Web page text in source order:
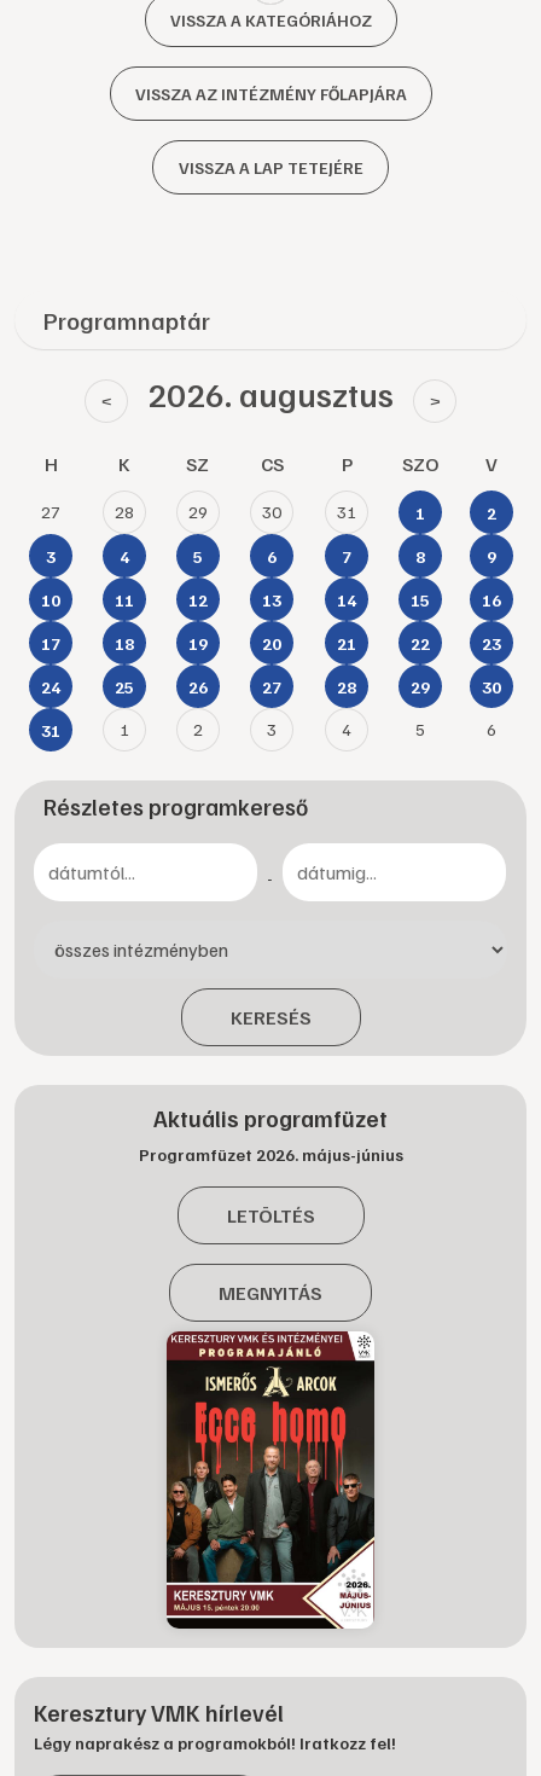
VISSZA A KATEGÓRIÁHOZ
VISSZA AZ INTÉZMÉNY FŐLAPJÁRA
VISSZA A LAP TETEJÉRE
Programnaptár
< 2026. augusztus >
H K SZ CS P SZO V
27 28 29 30 31 1 2
3 4 5 6 7 8 9
10 11 12 13 14 15 16
17 18 19 20 21 22 23
24 25 26 27 28 29 30
31 1 2 3 4 5 6
Részletes programkereső
-
KERESÉS
Aktuális programfüzet
Programfüzet 2026. május-június
LETÖLTÉS
MEGNYITÁS
Keresztury VMK hírlevél
Légy naprakész a programokból! Iratkozz fel!